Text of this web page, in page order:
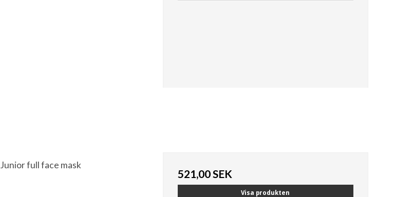
full face mask
521,00 SEK
Visa produkten